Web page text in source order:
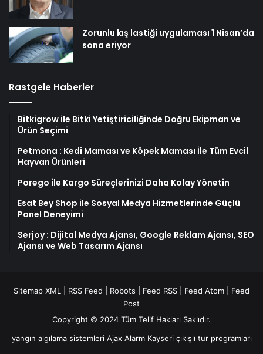
Zorunlu kış lastiği uygulaması 1 Nisan’da
sona eriyor
Rastgele Haberler
Bitkigrow ile Bitki Yetiştiriciliğinde Doğru Ekipman ve
Ürün Seçimi
Petmona : Kedi Maması ve Köpek Maması İle Tüm Evcil
Hayvan Ürünleri
Porego ile Kargo Süreçlerinizi Daha Kolay Yönetin
Esat Bey Shop ile Sosyal Medya Hizmetlerinde Güçlü
Panel Deneyimi
Serjoy : Dijital Medya Ajansı, Google Reklam Ajansı, SEO
Ajansı ve Web Tasarım Ajansı
Sitemap XML RSS Feed Robots Feed RSS Feed Atom
Feed
Post
Copyright © 2024 Tüm Telif Hakları Saklıdır.
yangın algılama sistemleri Ajax Alarm Kayseri çıkışlı tur programları